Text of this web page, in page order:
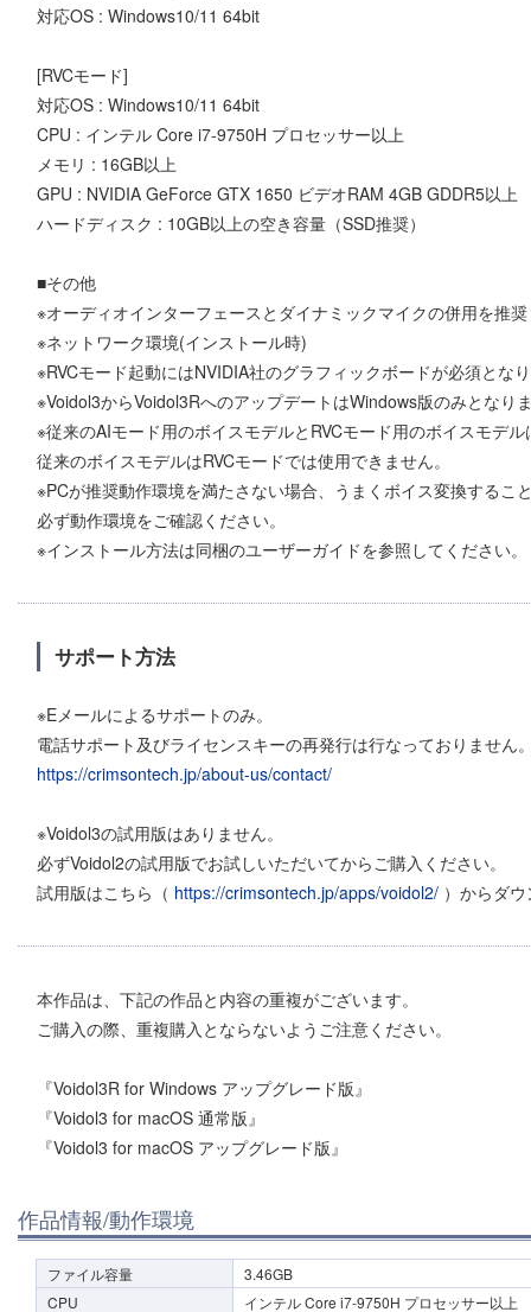
対応OS : Windows10/11 64bit
[RVCモード]
対応OS : Windows10/11 64bit
CPU : インテル Core i7-9750H プロセッサー以上
メモリ : 16GB以上
GPU : NVIDIA GeForce GTX 1650 ビデオRAM 4GB GDDR5以上
ハードディスク : 10GB以上の空き容量（SSD推奨）
■その他
※オーディオインターフェースとダイナミックマイクの併用を推奨
※ネットワーク環境(インストール時)
※RVCモード起動にはNVIDIA社のグラフィックボードが必須とな
※Voidol3からVoidol3RへのアップデートはWindows版のみとなり
※従来のAIモード用のボイスモデルとRVCモード用のボイスモデ
従来のボイスモデルはRVCモードでは使用できません。
※PCが推奨動作環境を満たさない場合、うまくボイス変換するこ
必ず動作環境をご確認ください。
※インストール方法は同梱のユーザーガイドを参照してください。
サポート方法
※Eメールによるサポートのみ。
電話サポート及びライセンスキーの再発行は行なっておりません
https://crimsontech.jp/about-us/contact/
※Voidol3の試用版はありません。
必ずVoidol2の試用版でお試しいただいてからご購入ください。
試用版はこちら（ https://crimsontech.jp/apps/voidol2/ ）からダ
本作品は、下記の作品と内容の重複がございます。
ご購入の際、重複購入とならないようご注意ください。
『Voidol3R for Windows アップグレード版』
『Voidol3 for macOS 通常版』
『Voidol3 for macOS アップグレード版』
作品情報/動作環境
ファイル容量
3.46GB
CPU
インテル Core i7-9750H プロセッサー以上